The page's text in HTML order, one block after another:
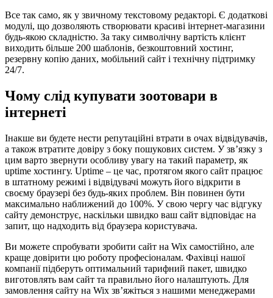
Все так само, як у звичному текстовому редакторі. Є додаткові
модулі, що дозволяють створювати красиві інтернет-магазини
будь-якою складністю. За таку символічну вартість клієнт
виходить більше 200 шаблонів, безкоштовний хостинг,
резервну копію даних, мобільний сайт і технічну підтримку
24/7.
Чому слід купувати зоотовари в
інтернеті
Інакше ви будете нести репутаційні втрати в очах відвідувачів,
а також втратите довіру з боку пошукових систем. У зв’язку з
цим варто звернути особливу увагу на такий параметр, як
uptime хостингу. Uptime – це час, протягом якого сайт працює
в штатному режимі і відвідувачі можуть його відкрити в
своєму браузері без будь-яких проблем. Він повинен бути
максимально наближений до 100%. У свою чергу час відгуку
сайту демонструє, наскільки швидко ваш сайт відповідає на
запит, що надходить від браузера користувача.
Ви можете спробувати зробити сайт на Wix самостійно, але
краще довірити цю роботу професіоналам. Фахівці нашої
компанії підберуть оптимальний тарифний пакет, швидко
виготовлять вам сайт та правильно його налаштують. Для
замовлення сайту на Wix зв’яжіться з нашими менеджерами